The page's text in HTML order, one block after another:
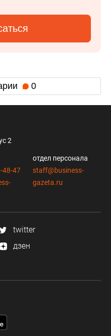
0
2
48-47
отдел персонала
staff@business-
gazeta.ru
twitter
дзен